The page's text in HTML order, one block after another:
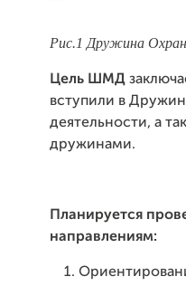
Рис.1 Дружина
Цель ШМД
вступили в
деятельности, а
дружинами.
Планируется
направлениям: